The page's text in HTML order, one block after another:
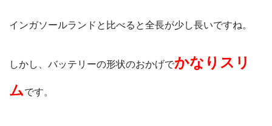
インガソールランドと比べると全長が少し長いですね。
しかし、バッテリーの形状のおかげでかなりスリ
ムです。